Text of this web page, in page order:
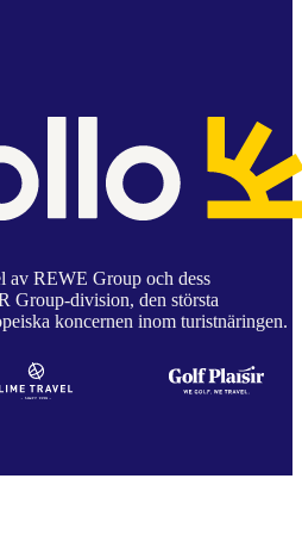
av REWE Group och dess
Group-division, den största
koncernen inom turistnäringen.